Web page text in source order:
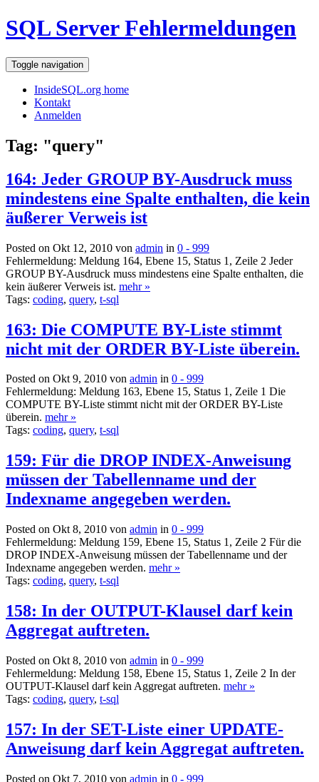
SQL Server Fehlermeldungen
Toggle navigation
InsideSQL.org home
Kontakt
Anmelden
Tag: "query"
164: Jeder GROUP BY-Ausdruck muss
mindestens eine Spalte enthalten, die kein
äußerer Verweis ist
Posted on Okt 12, 2010 von admin in 0 - 999
Fehlermeldung: Meldung 164, Ebene 15, Status 1, Zeile 2 Jeder
GROUP BY-Ausdruck muss mindestens eine Spalte enthalten, die
kein äußerer Verweis ist. mehr »
Tags: coding, query, t-sql
163: Die COMPUTE BY-Liste stimmt
nicht mit der ORDER BY-Liste überein.
Posted on Okt 9, 2010 von admin in 0 - 999
Fehlermeldung: Meldung 163, Ebene 15, Status 1, Zeile 1 Die
COMPUTE BY-Liste stimmt nicht mit der ORDER BY-Liste
überein. mehr »
Tags: coding, query, t-sql
159: Für die DROP INDEX-Anweisung
müssen der Tabellenname und der
Indexname angegeben werden.
Posted on Okt 8, 2010 von admin in 0 - 999
Fehlermeldung: Meldung 159, Ebene 15, Status 1, Zeile 2 Für die
DROP INDEX-Anweisung müssen der Tabellenname und der
Indexname angegeben werden. mehr »
Tags: coding, query, t-sql
158: In der OUTPUT-Klausel darf kein
Aggregat auftreten.
Posted on Okt 8, 2010 von admin in 0 - 999
Fehlermeldung: Meldung 158, Ebene 15, Status 1, Zeile 2 In der
OUTPUT-Klausel darf kein Aggregat auftreten. mehr »
Tags: coding, query, t-sql
157: In der SET-Liste einer UPDATE-
Anweisung darf kein Aggregat auftreten.
Posted on Okt 7, 2010 von admin in 0 - 999